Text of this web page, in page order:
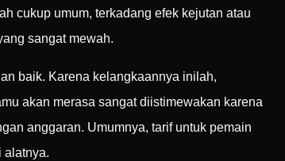
cukup umum, terkadang efek kejutan atau
sangat mewah.
baik. Karena kelangkaannya inilah,
akan merasa sangat diistimewakan karena
anggaran. Umumnya, tarif untuk pemain
alatnya.